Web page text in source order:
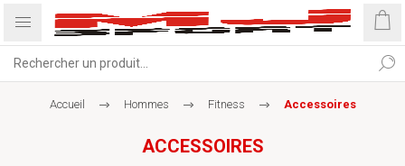
Accueil Hommes Fitness Accessoires
ACCESSOIRES